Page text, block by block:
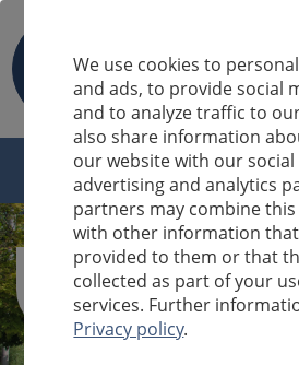
We use cookies to
and ads, to provide social
and to analyze traffic to
also share information
our website with our social
advertising and analytics
partners may combine
with other information
provided to them or that
collected as part of your
services. Further
Privacy policy.